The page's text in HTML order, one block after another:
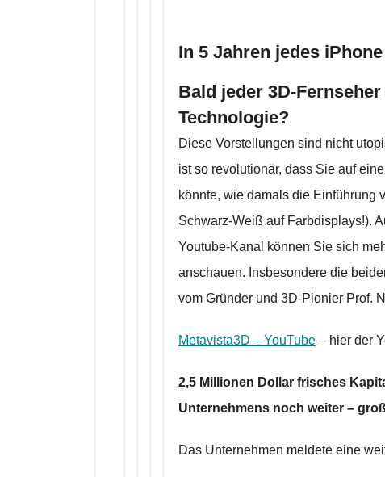
In 5 Jahren jedes
Bald jeder 3D-
Technologie?
Diese Vorstellungen sind nicht
ist so revolutionär, dass Sie auf
könnte, wie damals die Einführung
Schwarz-Weiß auf Farbdisplays!).
Youtube-Kanal können Sie sich
anschauen. Insbesondere die
vom Gründer und 3D-Pionier Prof.
Metavista3D – YouTube – hier der
2,5 Millionen Dollar frisches
Unternehmens noch weiter –
Das Unternehmen meldete eine